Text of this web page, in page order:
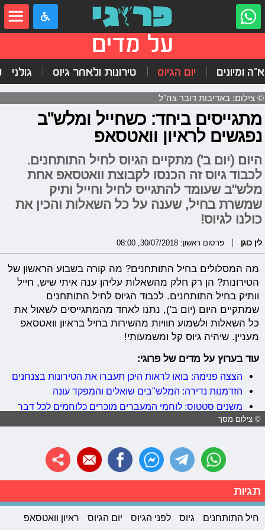
על מדים
ומיונים יום הגיוס טירונות ולאחר גיוס גולני
© צילום: באדיבות דובר צה"ל
מתגייסים ביחד: כשחייל ומלש"ב
נפגשים לראיון וואטסאפ
היום (יום ב') מתקיים הגיוס לחיל התותחנים.
לכבוד גיוס זה הכנסו לקבוצת וואטסאפ אחת
מלש"ב שעומד להתגייס לחיל וחייל ותיק
שמשרת בחיל, שענה על כל השאלות והכין את
כולנו לגיוס!
לין כוגן פרסום ראשון: 30/07/2018, 08:00
מה המסלולים בחיל התותחנים? מה קורה בשבוע הראשון של
הטירונות? הן רק חלק מהשאלות עליהן ענה איתי שיש, חייל
וותיק בחיל התותחנים. לכבוד הגיוס לחיל התותחנים
שמתקיים היום (יום ב'), נתנו לאחד מהמתגייסים לשאול את
כל השאלות ולשמוע חוויות מהשירות בחיל בראיון וואטסאפ
מעניין. שיהיה גיוס קל ומשמעותי!
עוד בערוץ על מדים של פרוגי:
הצצה פנימה: בואו לראות היכן תעברו את הטירונות בצנחנים
הזדמנות נדירה: המלש"בים שואלים והמפקד עונה
משנים סטטוס: לוחמי המעברים מוכרים כלוחמים לכל דבר
© צילום מסך
תגיות
חיל התותחנים גיוס לפני הגיוס יום הגיוס ראיון וואטסאפ